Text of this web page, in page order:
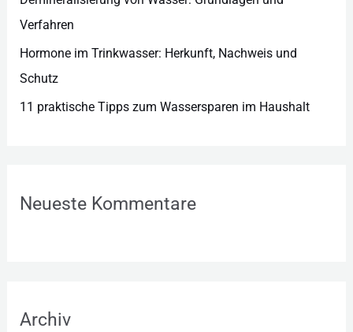
Verfahren
Hormone im Trinkwasser: Herkunft, Nachweis und
Schutz
11 praktische Tipps zum Wassersparen im Haushalt
Neueste Kommentare
Archiv